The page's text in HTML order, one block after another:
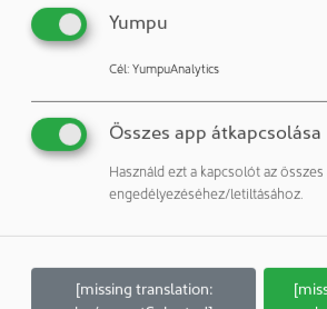
BERENDEZÉS & FELSZERELÉS
Új COVID-19 vakcinák a bevált
ellenőrzés előnyeit élvezik
zurück 1
Yumpu
Cél: YumpuAnalytics
Összes app átkapcsolása
Használd ezt a kapcsolót az összes
engedélyezéséhez/letiltásához.
[missing translation: